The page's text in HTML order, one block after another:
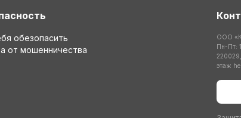
обезопасить
от мошенничества
ООО
Пн-Пт:
этаж